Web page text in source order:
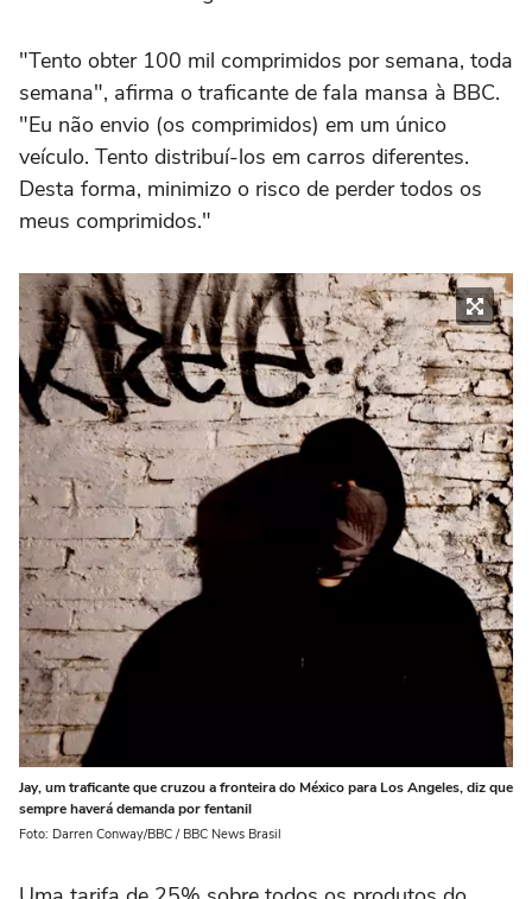
"Tento obter 100 mil comprimidos por semana, toda
semana", afirma o traficante de fala mansa à BBC.
"Eu não envio (os comprimidos) em um único
veículo. Tento distribuí-los em carros diferentes.
Desta forma, minimizo o risco de perder todos os
meus comprimidos."
Jay, um traficante que cruzou a fronteira do México para Los Angeles, diz que
sempre haverá demanda por fentanil
Foto: Darren Conway/BBC / BBC News Brasil